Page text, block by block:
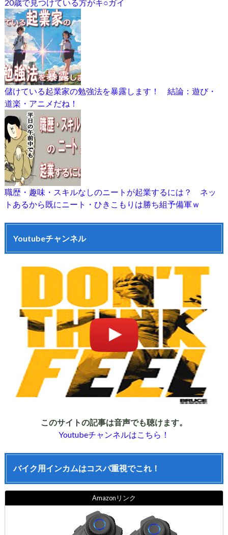
20歳で見つけている方がキ○ガイ
儲けている起業家の勉強法を暴露します！ 結論：遊び・
道楽・アニメだね！
職歴・趣味・スキルなしのニートが起業するには？ ネッ
トあるから既にニート・ひきこもりは勝ち組予備軍ｗ
Youtubeチャンネル
このサイトの記事は音声でも聴けます。
Youtubeチャンネルはこちら！
バイク用インカムはコスパ重視でこれ！
Amazonリンク